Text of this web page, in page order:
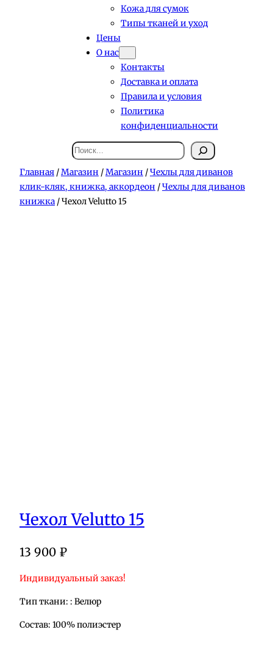
Кожа для сумок
Типы тканей и уход
Цены
О нас
Контакты
Доставка и оплата
Правила и условия
Политика
конфиденциальности
Поиск
Главная /Магазин /Магазин /Чехлы для диванов
клик-кляк, книжка, аккордеон /Чехлы для диванов
книжка / Чехол Velutto 15
Чехол Velutto 15
13 900 ₽
Индивидуальный заказ!
Тип ткани: : Велюр
Состав: 100% полиэстер